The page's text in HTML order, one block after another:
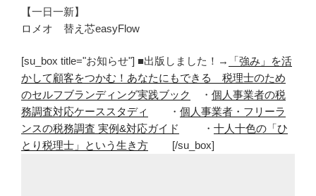
【一日一新】
ロメオ 替え芯easyFlow
[su_box title="お知らせ"] ■出版しました！→
「強み」を活
かして顧客をつかむ！あなたにもできる 税理士のため
のセルフブランディング実践ブック
・ 個人事業者の税
務調査対応ケーススタディ
・ 個人事業者・フリーラ
ンスの税務調査 実例&対応ガイド
・ 十人十色の「ひ
とり税理士」という生き方 [/su_box]